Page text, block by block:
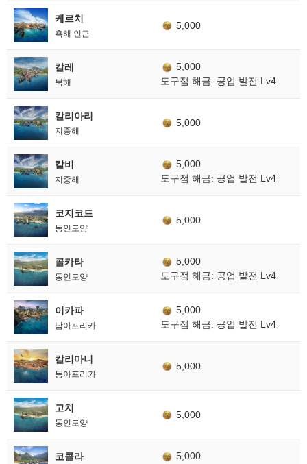
케르치
흑해 인근
5,000
칼레
북해
5,000
도구점 해금: 공업 발전 Lv4
칼리아리
지중해
5,000
칼비
지중해
5,000
도구점 해금: 공업 발전 Lv4
코지코드
동인도양
5,000
콜카타
동인도양
5,000
도구점 해금: 공업 발전 Lv4
이카파
남아프리카
5,000
도구점 해금: 공업 발전 Lv4
칼리마니
동아프리카
5,000
고치
동인도양
5,000
코콜라
5,000